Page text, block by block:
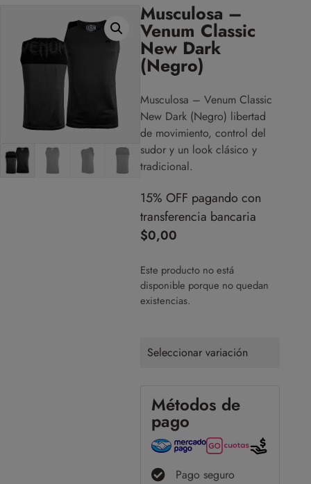
Musculosa –
Venum Classic
New Dark
(Negro)
Musculosa – Venum Classic
New Dark (Negro) libertad
de movimiento, control del
sudor y un look clásico y
tradicional.
15% OFF pagando con
transferencia bancaria
$0,00
Este producto no está
disponible porque no quedan
existencias.
Seleccionar variación
Métodos de
pago
Pago seguro